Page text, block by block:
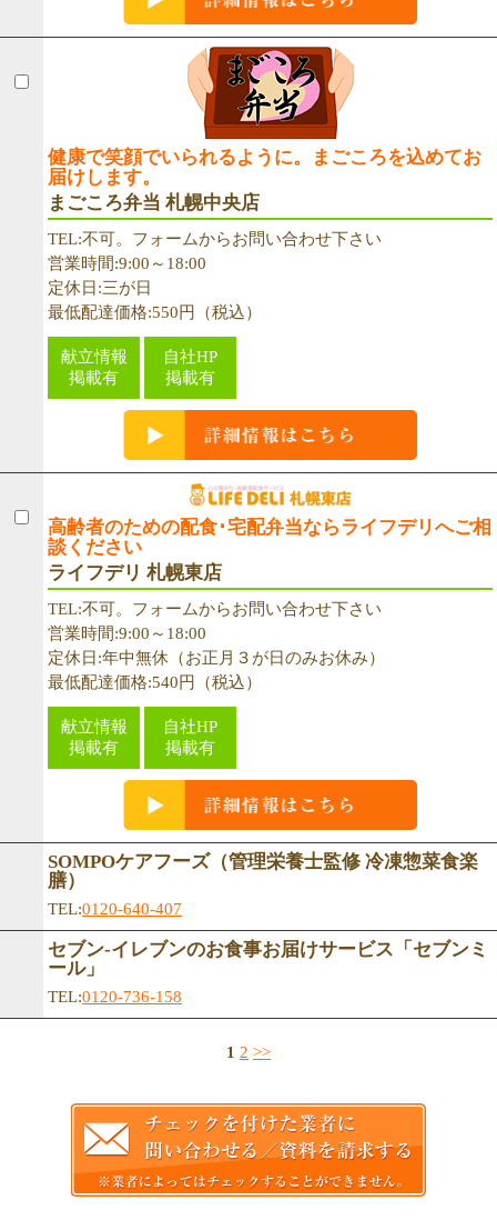
健康で笑顔でいられるように。まごころを込めてお
届けします。
まごころ弁当 札幌中央店
TEL:不可。フォームからお問い合わせ下さい
営業時間:9:00～18:00
定休日:三が日
最低配達価格:550円（税込）
献立情報
掲載有
自社HP
掲載有
高齢者のための配食･宅配弁当ならライフデリへご相
談ください
ライフデリ 札幌東店
TEL:不可。フォームからお問い合わせ下さい
営業時間:9:00～18:00
定休日:年中無休（お正月３が日のみお休み）
最低配達価格:540円（税込）
献立情報
掲載有
自社HP
掲載有
SOMPOケアフーズ（管理栄養士監修 冷凍惣菜食楽
膳）
TEL:0120-640-407
セブン-イレブンのお食事お届けサービス「セブンミ
ール」
TEL:0120-736-158
1 2 >>